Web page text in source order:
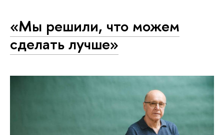
«Мы решили, что можем
сделать лучше»